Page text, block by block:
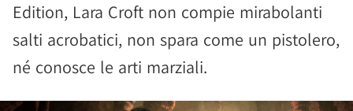
Edition, Lara Croft non compie mirabolanti
salti acrobatici, non spara come un pistolero,
né conosce le arti marziali.